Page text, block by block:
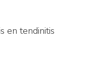
en tendinitis